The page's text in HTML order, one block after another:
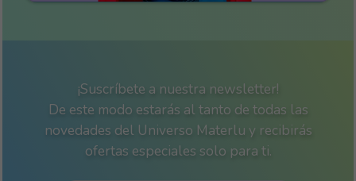
¡Suscríbete a nuestra newsletter!
De este modo estarás al tanto de todas las
novedades del Universo Materlu y recibirás
ofertas especiales solo para ti.